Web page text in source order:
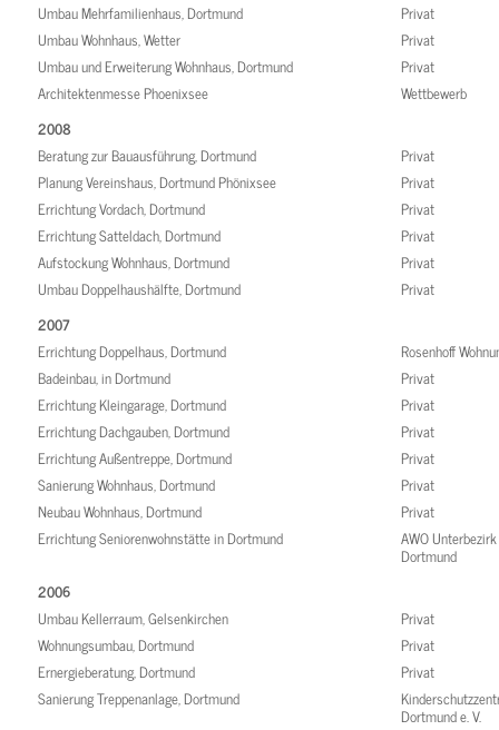
Umbau Mehrfamilienhaus, Dortmund
Privat
Umbau Wohnhaus, Wetter
Privat
Umbau und Erweiterung Wohnhaus, Dortmund
Privat
Architektenmesse Phoenixsee
Wettbewerb
2008
Beratung zur Bauausführung, Dortmund
Privat
Planung Vereinshaus, Dortmund Phönixsee
Privat
Errichtung Vordach, Dortmund
Privat
Errichtung Satteldach, Dortmund
Privat
Aufstockung Wohnhaus, Dortmund
Privat
Umbau Doppelhaushälfte, Dortmund
Privat
2007
Errichtung Doppelhaus, Dortmund
Rosenhoff
Badeinbau, in Dortmund
Privat
Errichtung Kleingarage, Dortmund
Privat
Errichtung Dachgauben, Dortmund
Privat
Errichtung Außentreppe, Dortmund
Privat
Sanierung Wohnhaus, Dortmund
Privat
Neubau Wohnhaus, Dortmund
Privat
Errichtung Seniorenwohnstätte in Dortmund
AWO Unterbezirk
Dortmund
2006
Umbau Kellerraum, Gelsenkirchen
Privat
Wohnungsumbau, Dortmund
Privat
Ernergieberatung, Dortmund
Privat
Sanierung Treppenanlage, Dortmund
Dortmund e. V.